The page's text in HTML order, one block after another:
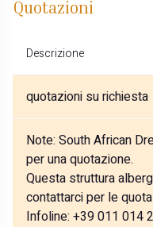
Quotazioni
Descrizione
quotazioni su richiesta
Note: South African
per una quotazione.
Questa struttura
contattarci per le
Infoline: +39 011 014